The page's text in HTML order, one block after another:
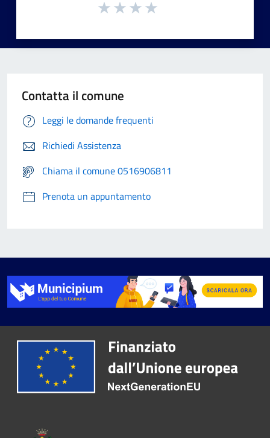
Contatta il comune
Leggi le domande frequenti
Richiedi Assistenza
Chiama il comune 0516906811
Prenota un appuntamento